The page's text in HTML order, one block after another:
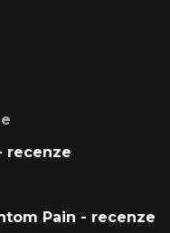
recenze
Pain - recenze